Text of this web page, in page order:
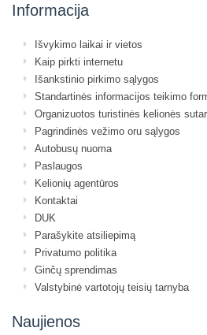
Informacija
Išvykimo laikai ir vietos
Kaip pirkti internetu
Išankstinio pirkimo sąlygos
Standartinės informacijos teikimo
Organizuotos turistinės kelionės
Pagrindinės vežimo oru sąlygos
Autobusų nuoma
Paslaugos
Kelionių agentūros
Kontaktai
DUK
Parašykite atsiliepimą
Privatumo politika
Ginčų sprendimas
Valstybinė vartotojų teisių tarnyba
Naujienos